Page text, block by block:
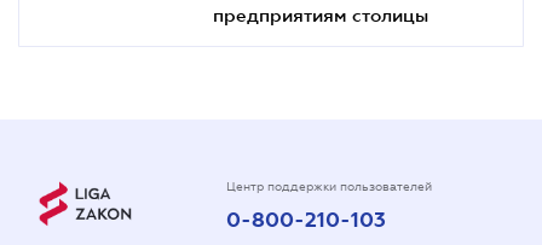
предприятиям столицы
Центр поддержки пользователей
0-800-210-103